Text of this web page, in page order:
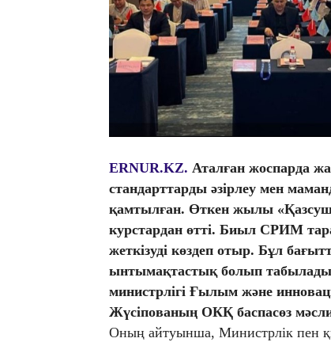
ERNUR.KZ. Аталған жоспарда
стандарттарды әзірлеу мен
қамтылған. Өткен жылы
курстардан өтті. Биыл СРИМ
жеткізуді көздеп отыр. Бұл
ынтымақтастық болып
министрлігі Ғылым және
Жүсіпованың ОКҚ баспасөз
Оның айтуынша, Министрлік пен